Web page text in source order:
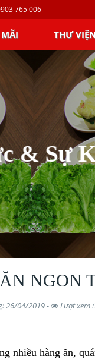
765 006
MÃI THƯ
& Sự
NGON
26/04/2019 - Lượt xem
nhiều hàng ăn,